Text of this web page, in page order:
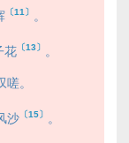
〔11〕 。
花 〔13〕 。
。
沙 〔15〕 。